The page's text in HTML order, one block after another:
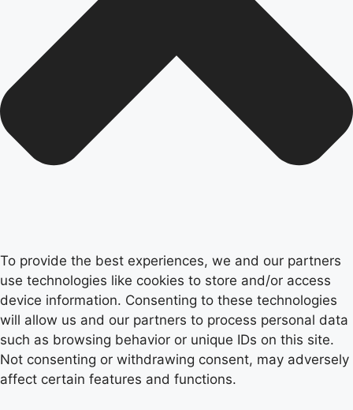
To provide the best experiences, we and our partners
use technologies like cookies to store and/or access
device information. Consenting to these technologies
will allow us and our partners to process personal data
such as browsing behavior or unique IDs on this site.
Not consenting or withdrawing consent, may adversely
affect certain features and functions.